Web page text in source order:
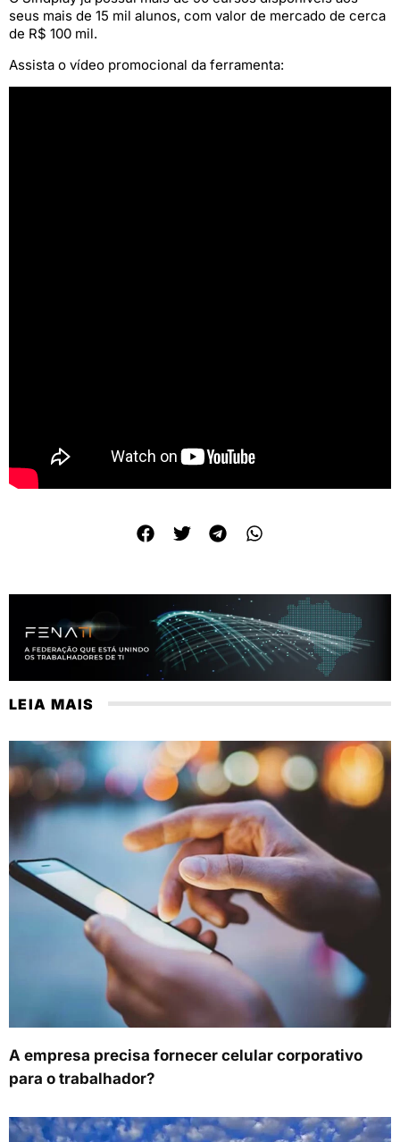
seus mais de 15 mil alunos, com valor de mercado de cerca
de R$ 100 mil.
Assista o vídeo promocional da ferramenta:
LEIA MAIS
A empresa precisa fornecer celular corporativo
para o trabalhador?